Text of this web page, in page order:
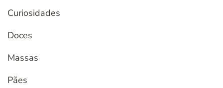
Curiosidades
Doces
Massas
Pães